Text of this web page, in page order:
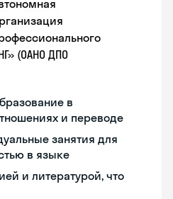
(ОАНО ДПО
в
и переводе
занятия для
в языке
и литературой, что